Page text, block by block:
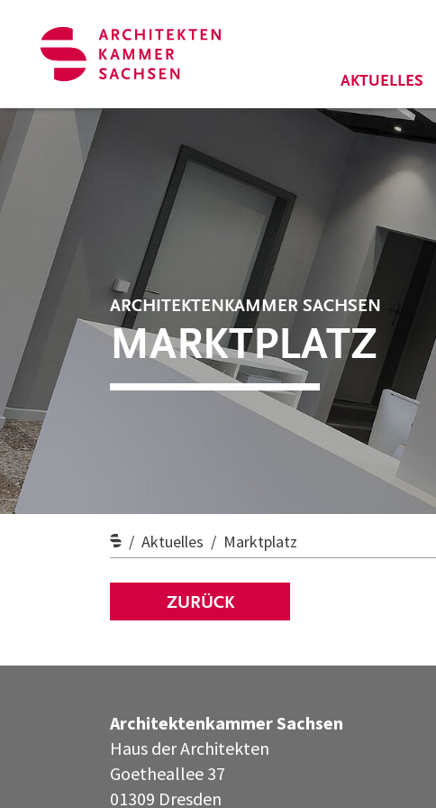
AKTUELLES
MARKTPLATZ
ARCHITEKTENKAMMER SACHSEN
Aktuelles Marktplatz
ZURÜCK
Architektenkammer Sachsen
Haus der Architekten
Goetheallee 37
01309 Dresden